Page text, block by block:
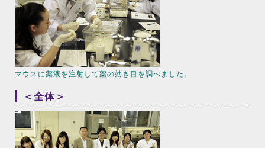
マウスに薬液を注射して薬の効き目を調べました。
＜全体＞